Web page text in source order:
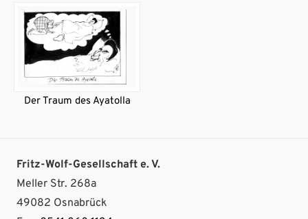
Der Traum des Ayatolla
Fritz-Wolf-Gesellschaft e. V.
Meller Str. 268a
49082 Osnabrück